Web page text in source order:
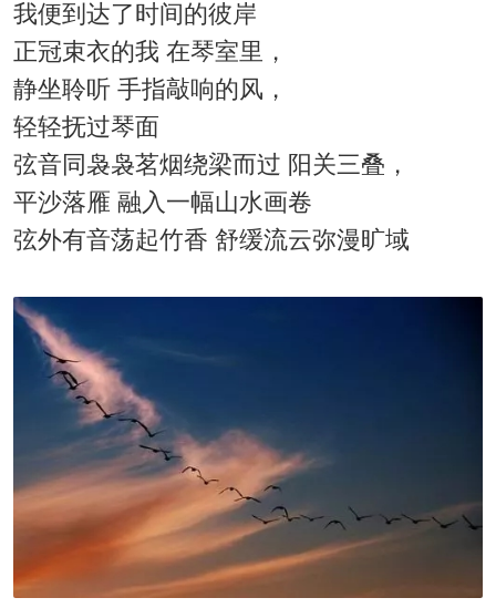
我便到达了时间的彼岸
正冠束衣的我 在琴室里，
静坐聆听 手指敲响的风，
轻轻抚过琴面
弦音同袅袅茗烟绕梁而过 阳关三叠，
平沙落雁 融入一幅山水画卷
弦外有音荡起竹香 舒缓流云弥漫旷域